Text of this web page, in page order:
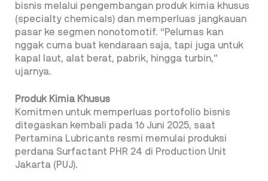
bisnis melalui pengembangan produk kimia khusus
(specialty chemicals) dan memperluas jangkauan
pasar ke segmen nonotomotif. “Pelumas kan
nggak cuma buat kendaraan saja, tapi juga untuk
kapal laut, alat berat, pabrik, hingga turbin,”
ujarnya.
Produk Kimia Khusus
Komitmen untuk memperluas portofolio bisnis
ditegaskan kembali pada 16 Juni 2025, saat
Pertamina Lubricants resmi memulai produksi
perdana Surfactant PHR 24 di Production Unit
Jakarta (PUJ).